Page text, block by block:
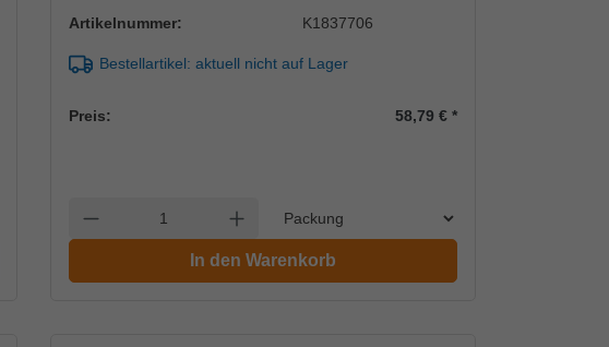
Artikelnummer: K1837706
Bestellartikel: aktuell nicht auf Lager
Preis: 58,79 €*
Anzahl verringern Anzahl erhöhen
In den Warenkorb